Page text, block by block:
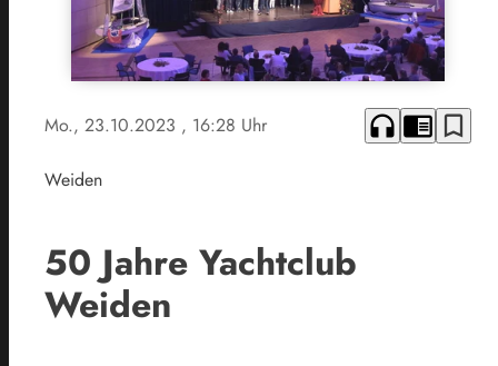
Mo., 23.10.2023 , 16:28 Uhr headphones chrome_reader_mode bookmark_border
Weiden
50 Jahre Yachtclub
Weiden